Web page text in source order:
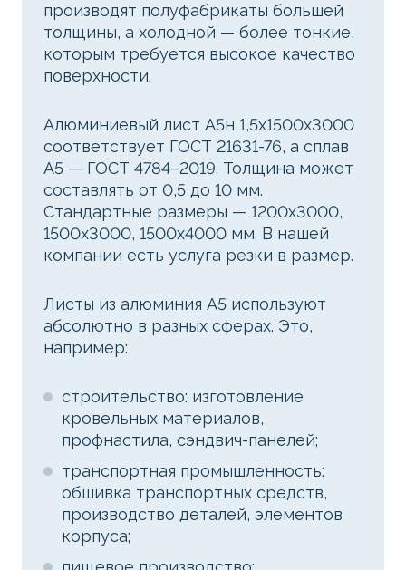
производят полуфабрикаты большей
толщины, а холодной — более тонкие,
которым требуется высокое качество
поверхности.
Алюминиевый лист А5н 1,5х1500х3000
соответствует ГОСТ 21631-76, а сплав
А5 — ГОСТ 4784–2019. Толщина может
составлять от 0,5 до 10 мм.
Стандартные размеры — 1200x3000,
1500x3000, 1500x4000 мм. В нашей
компании есть услуга резки в размер.
Листы из алюминия А5 используют
абсолютно в разных сферах. Это,
например:
строительство: изготовление
кровельных материалов,
профнастила, сэндвич-панелей;
транспортная промышленность:
обшивка транспортных средств,
производство деталей, элементов
корпуса;